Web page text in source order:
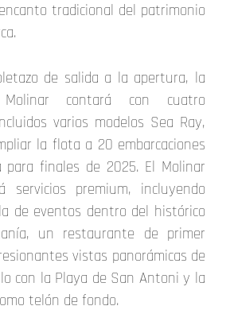
tradicional del patrimonio
de salida a la apertura, la
contará con cuatro
varios modelos Sea Ray,
la flota a 20 embarcaciones
para finales de 2025. El Molinar
servicios premium, incluyendo
de eventos dentro del histórico
un restaurante de primer
vistas panorámicas de
con la Playa de San Antoni y la
telón de fondo.